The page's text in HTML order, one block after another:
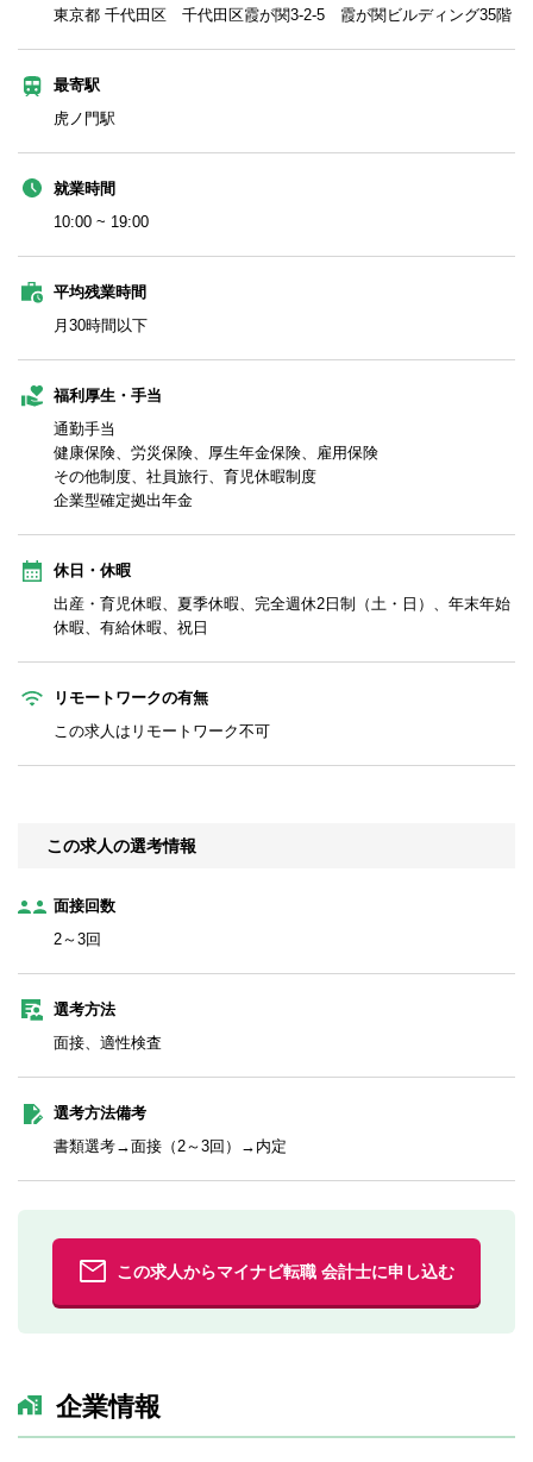
東京都 千代田区 千代田区霞が関3-2-5 霞が関ビルディング35階
最寄駅
虎ノ門駅
就業時間
10:00 ~ 19:00
平均残業時間
月30時間以下
福利厚生・手当
通勤手当
健康保険、労災保険、厚生年金保険、雇用保険
その他制度、社員旅行、育児休暇制度
企業型確定拠出年金
休日・休暇
出産・育児休暇、夏季休暇、完全週休2日制（土・日）、年末年始
休暇、有給休暇、祝日
リモートワークの有無
この求人はリモートワーク不可
この求人の選考情報
面接回数
2～3回
選考方法
面接、適性検査
選考方法備考
書類選考→面接（2～3回）→内定
この求人からマイナビ転職 会計士に申し込む
企業情報